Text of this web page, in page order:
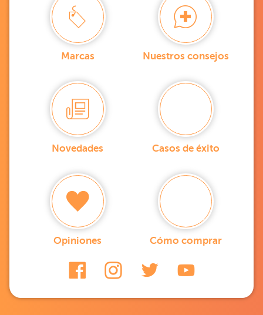
Marcas Nuestros consejos
Novedades Casos de éxito
Opiniones Cómo comprar